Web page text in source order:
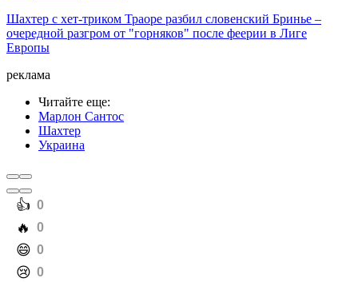
Шахтер с хет-триком Траоре разбил словенский Бринье –
очередной разгром от "горняков" после феерии в Лиге
Европы
реклама
Читайте еще:
Марлон Сантос
Шахтер
Украина
️👍 0
️🔥 0
️😄 0
️😢 0